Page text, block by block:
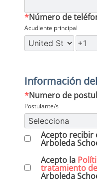
Número de
*
Acudiente principal
Información
Numero de
*
Postulante/s
Acepto recibir
Arboleda
Acepto la
tratamiento
Arboleda